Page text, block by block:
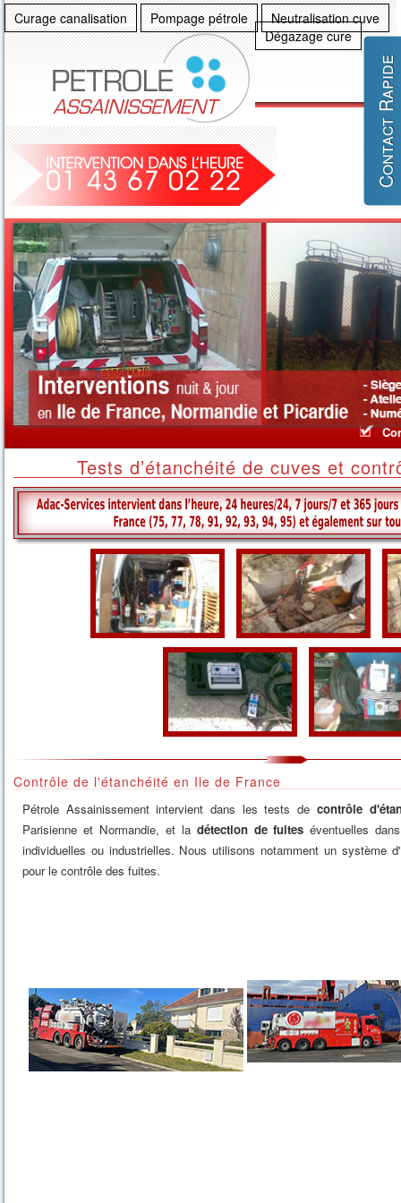
Contact Rapide
Curage canalisation Pompage pétrole
Neutralisation cuve
Dégazage cure
Tests d’étanchéité de cuves et
Contrôle de l'étanchéité en Ile de France
Pétrole Assainissement intervient dans les tests de contrôle
Parisienne et Normandie, et la détection de fuites éventuelles
individuelles ou industrielles. Nous utilisons notamment un système d'
pour le contrôle des fuites.